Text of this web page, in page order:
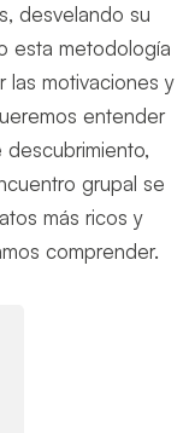
desvelando su
esta metodología
las motivaciones y
entender
grupal se
más ricos y
comprender.